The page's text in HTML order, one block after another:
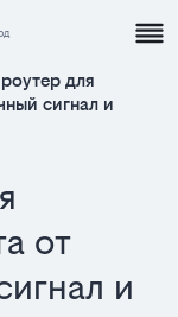
для
сигнал и
от
и